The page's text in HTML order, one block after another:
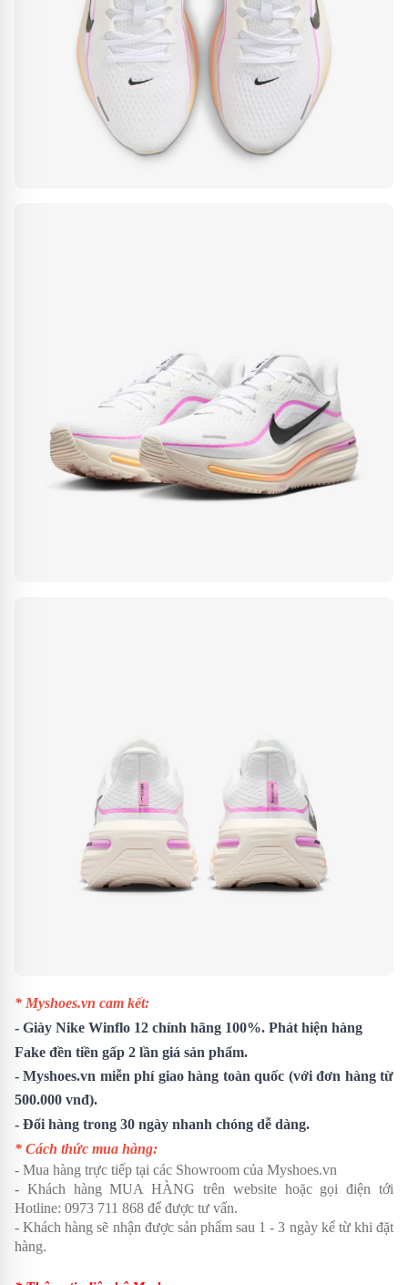
* Myshoes.vn cam kết:
- Giày Nike Winflo 12 chính hãng 100%. Phát hiện hàng
Fake đền tiền gấp 2 lần giá sản phẩm.
- Myshoes.vn miễn phí giao hàng toàn quốc (với đơn hàng từ
500.000 vnđ).
- Đổi hàng trong 30 ngày nhanh chóng dễ dàng.
* Cách thức mua hàng:
- Mua hàng trực tiếp tại các Showroom của Myshoes.vn
- Khách hàng MUA HÀNG trên website hoặc gọi điện tới
Hotline: 0973 711 868 để được tư vấn.
- Khách hàng sẽ nhận được sản phẩm sau 1 - 3 ngày kể từ khi đặt
hàng.